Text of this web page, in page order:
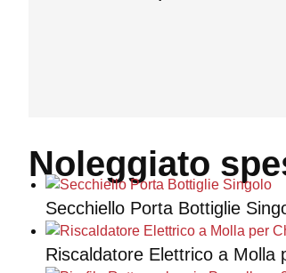
Noleggiato
Secchiello Porta Bottiglie
Riscaldatore Elettrico a Molla